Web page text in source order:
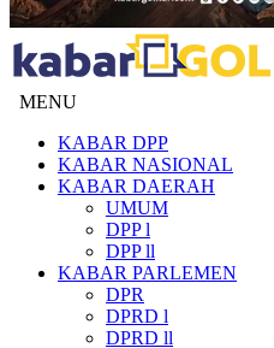
MENU
KABAR DPP
KABAR NASIONAL
KABAR DAERAH
UMUM
DPP l
DPP ll
KABAR PARLEMEN
DPR
DPRD l
DPRD ll